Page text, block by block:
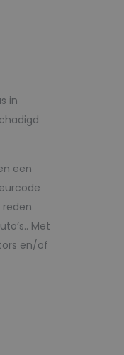
in
een
Met
en/of